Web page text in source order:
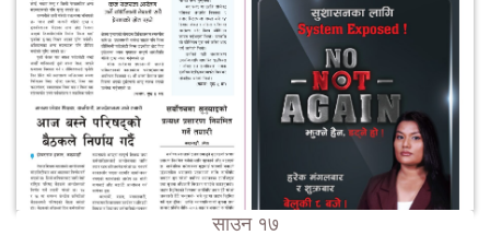
साउन १७